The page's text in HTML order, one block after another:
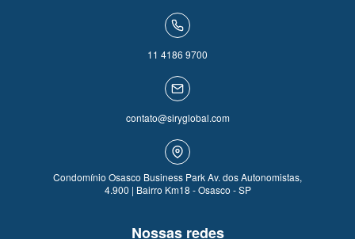
11 4186 9700
contato@siryglobal.com
Condomínio Osasco Business Park Av. dos Autonomistas,
4.900 | Bairro Km18 - Osasco - SP
Nossas redes